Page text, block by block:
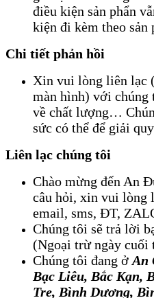
điều kiện sản phẩn
kiện đi kèm theo sản
Chi tiết phản hồi
Xin vui lòng liên lạc
màn hình) với chúng
về chất lượng…
sức có thể để giải
Liên lạc chúng tôi
Chào mừng đến An
câu hỏi, xin vui lòng
email, sms, ĐT,
Chúng tôi sẽ trả lời
(Ngoại trừ ngày cuối
Chúng tôi đang ở An
Bạc Liêu, Bắc Kạn,
Tre, Bình Dương,